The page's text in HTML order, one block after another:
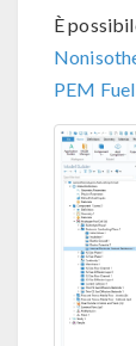
È
PEM